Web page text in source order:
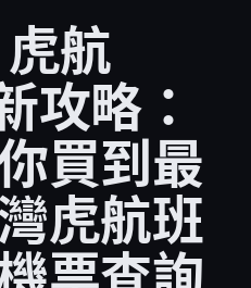
航
攻略：
買到最
虎航班